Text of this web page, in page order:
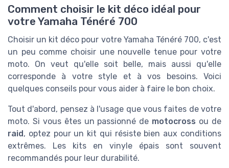
Comment choisir le kit déco idéal pour
votre Yamaha Ténéré 700
Choisir un kit déco pour votre Yamaha Ténéré 700, c'est
un peu comme choisir une nouvelle tenue pour votre
moto. On veut qu'elle soit belle, mais aussi qu'elle
corresponde à votre style et à vos besoins. Voici
quelques conseils pour vous aider à faire le bon choix.
Tout d'abord, pensez à l'usage que vous faites de votre
moto. Si vous êtes un passionné de motocross ou de
raid, optez pour un kit qui résiste bien aux conditions
extrêmes. Les kits en vinyle épais sont souvent
recommandés pour leur durabilité.